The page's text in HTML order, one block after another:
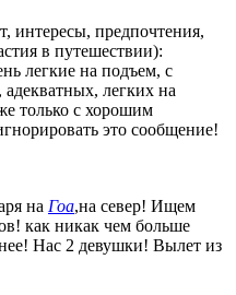
интересы, предпочтения,
в путешествии):
легкие на подъем, с
легких на
только с хорошим
это сообщение!
на Гоа,на север! Ищем
как никак чем больше
Нас 2 девушки! Вылет из